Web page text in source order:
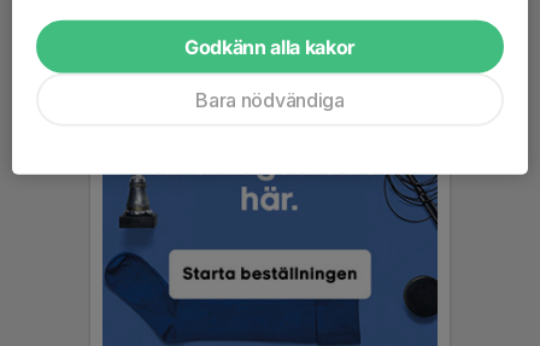
Godkänn alla kakor
Bara nödvändiga